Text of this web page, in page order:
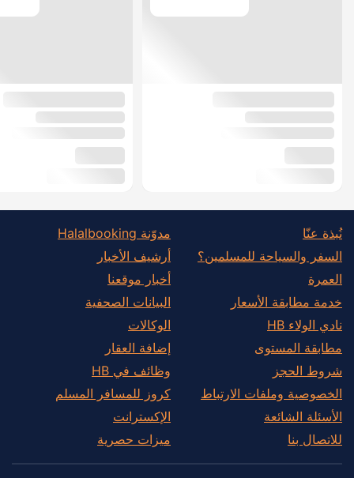
نُبذة عنّا
السفر والسياحة للمسلمين؟
العمرة
خدمة مطابقة الأسعار
نادي الولاء HB
مطابقة المستوى
شروط الحجز
الخصوصية وملفات الارتباط
الأسئلة الشائعة
للاتصال بنا
مدوّنة Halalbooking
أرشيف الأخبار
أخبار موقعنا
البيانات الصحفية
الوكالات
إضافة العقار
وظائف في HB
كروز للمسافر المسلم
الإكسترانت
ميزات حصرية